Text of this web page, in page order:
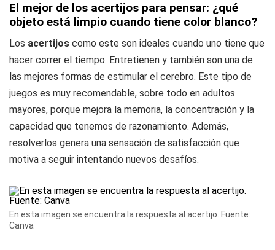
El mejor de los acertijos para pensar: ¿qué
objeto está limpio cuando tiene color blanco?
Los acertijos como este son ideales cuando uno tiene que
hacer correr el tiempo. Entretienen y también son una de
las mejores formas de estimular el cerebro. Este tipo de
juegos es muy recomendable, sobre todo en adultos
mayores, porque mejora la memoria, la concentración y la
capacidad que tenemos de razonamiento. Además,
resolverlos genera una sensación de satisfacción que
motiva a seguir intentando nuevos desafíos.
En esta imagen se encuentra la respuesta al acertijo. Fuente:
Canva